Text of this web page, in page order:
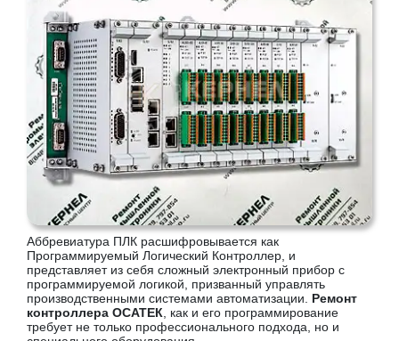
Аббревиатура ПЛК расшифровывается как
Программируемый Логический Контроллер, и
представляет из себя сложный электронный прибор с
программируемой логикой, призванный управлять
производственными системами автоматизации. Ремонт
контроллера ОСАТЕК , как и его программирование
требует не только профессионального подхода, но и